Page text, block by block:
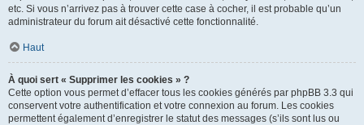
etc. Si vous n’arrivez pas à trouver cette case à cocher, il est probable qu’un
administrateur du forum ait désactivé cette fonctionnalité.
Haut
À quoi sert « Supprimer les cookies » ?
Cette option vous permet d’effacer tous les cookies générés par phpBB 3.3 qui
conservent votre authentification et votre connexion au forum. Les cookies
permettent également d’enregistrer le statut des messages (s’ils sont lus ou